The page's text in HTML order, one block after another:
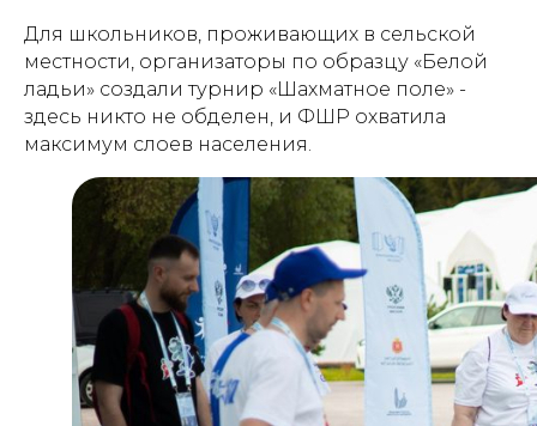
Для школьников, проживающих в сельской
местности, организаторы по образцу «Белой
ладьи» создали турнир «Шахматное поле» -
здесь никто не обделен, и ФШР охватила
максимум слоев населения.